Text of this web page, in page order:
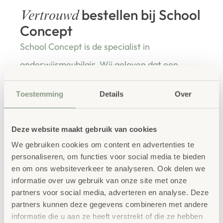
Toestemming Details Over
Deze website maakt gebruik van cookies
We gebruiken cookies om content en advertenties te
personaliseren, om functies voor social media te bieden
en om ons websiteverkeer te analyseren. Ook delen we
informatie over uw gebruik van onze site met onze
partners voor social media, adverteren en analyse. Deze
partners kunnen deze gegevens combineren met andere
informatie die u aan ze heeft verstrekt of die ze hebben
Vertrouwdbestellen bij School
Concept
School Concept is de specialist in
onderwijsmeubilair. Wij geloven dat een
leeromgeving inspireert wanneer deze
aansluit bij de behoeften van kinderen én
Waarom School Concept?
Maatwerk: ieder project start vanuit uw idee
en onze ervaring
Kwaliteit: al ons school- en